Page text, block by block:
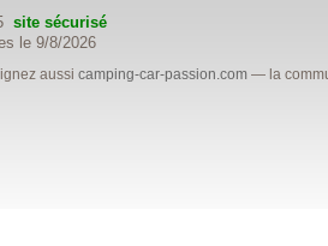
site sécurisé
le 9/8/2026
aussi camping-car-passion.com — la